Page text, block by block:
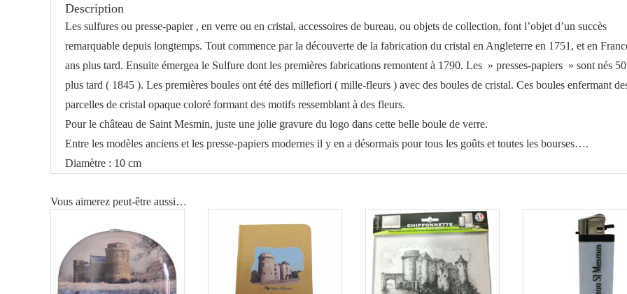
Description
Les sulfures ou presse-papier , en verre ou en cristal, accessoires de bureau, ou objets de collection, font l’objet d’un succès
remarquable depuis longtemps. Tout commence par la découverte de la fabrication du cristal en Angleterre en 1751, et en
ans plus tard. Ensuite émergea le Sulfure dont les premières fabrications remontent à 1790. Les » presses-papiers » sont nés
plus tard ( 1845 ). Les premières boules ont été des millefiori ( mille-fleurs ) avec des boules de cristal. Ces boules enfermant
parcelles de cristal opaque coloré formant des motifs ressemblant à des fleurs.
Pour le château de Saint Mesmin, juste une jolie gravure du logo dans cette belle boule de verre.
Entre les modèles anciens et les presse-papiers modernes il y en a désormais pour tous les goûts et toutes les bourses….
Diamètre : 10 cm
Vous aimerez peut-être aussi…